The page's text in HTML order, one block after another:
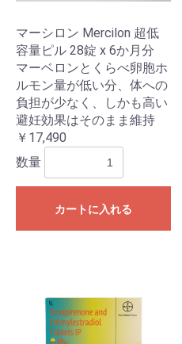
マーシロン Mercilon 超低
容量ピル 28錠 x 6か月分
マーベロンとくらべ卵胞ホ
ルモン量が低い分、体への
負担が少なく、しかも高い
避妊効果はそのまま維持
￥17,490
数量
カートに入れる